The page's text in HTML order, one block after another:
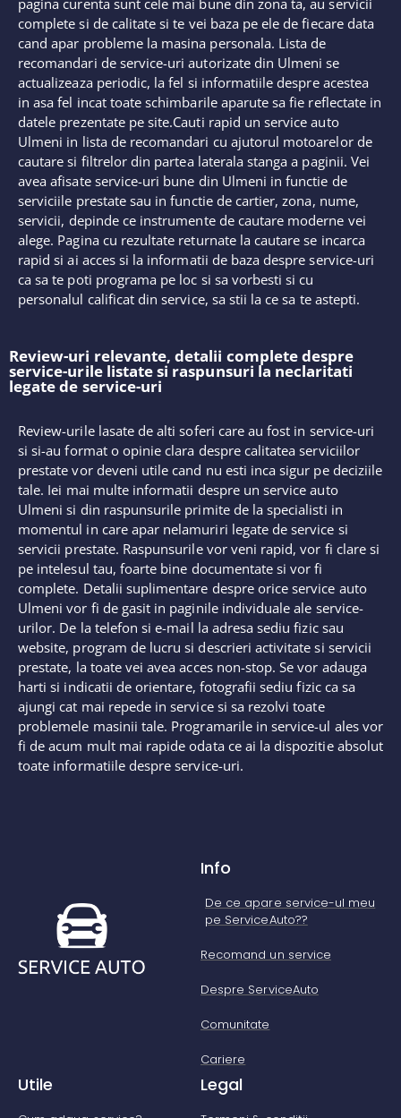
complete si de calitate si te vei baza pe ele de fiecare data
cand apar probleme la masina personala. Lista de
recomandari de service-uri autorizate din Ulmeni se
actualizeaza periodic, la fel si informatiile despre acestea
in asa fel incat toate schimbarile aparute sa fie reflectate in
datele prezentate pe site.Cauti rapid un service auto
Ulmeni in lista de recomandari cu ajutorul motoarelor de
cautare si filtrelor din partea laterala stanga a paginii. Vei
avea afisate service-uri bune din Ulmeni in functie de
serviciile prestate sau in functie de cartier, zona, nume,
servicii, depinde ce instrumente de cautare moderne vei
alege. Pagina cu rezultate returnate la cautare se incarca
rapid si ai acces si la informatii de baza despre service-uri
ca sa te poti programa pe loc si sa vorbesti si cu
personalul calificat din service, sa stii la ce sa te astepti.
Review-uri relevante, detalii complete despre
service-urile listate si raspunsuri la neclaritati
legate de service-uri
Review-urile lasate de alti soferi care au fost in service-uri
si si-au format o opinie clara despre calitatea serviciilor
prestate vor deveni utile cand nu esti inca sigur pe deciziile
tale. Iei mai multe informatii despre un service auto
Ulmeni si din raspunsurile primite de la specialisti in
momentul in care apar nelamuriri legate de service si
servicii prestate. Raspunsurile vor veni rapid, vor fi clare si
pe intelesul tau, foarte bine documentate si vor fi
complete. Detalii suplimentare despre orice service auto
Ulmeni vor fi de gasit in paginile individuale ale service-
urilor. De la telefon si e-mail la adresa sediu fizic sau
website, program de lucru si descrieri activitate si servicii
prestate, la toate vei avea acces non-stop. Se vor adauga
harti si indicatii de orientare, fotografii sediu fizic ca sa
ajungi cat mai repede in service si sa rezolvi toate
problemele masinii tale. Programarile in service-ul ales vor
fi de acum mult mai rapide odata ce ai la dispozitie absolut
toate informatiile despre service-uri.
Info
De ce apare service-ul meu
pe ServiceAuto??
Recomand un service
Despre ServiceAuto
Comunitate
Cariere
Utile Legal